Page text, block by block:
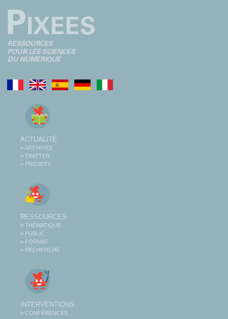
ACTUALITÉ
> ARCHIVES
> TWITTER
> PROJETS
RESSOURCES
> THÉMATIQUE
> PUBLIC
> FORMAT
> RECHERCHE
INTERVENTIONS
> CONFÉRENCES